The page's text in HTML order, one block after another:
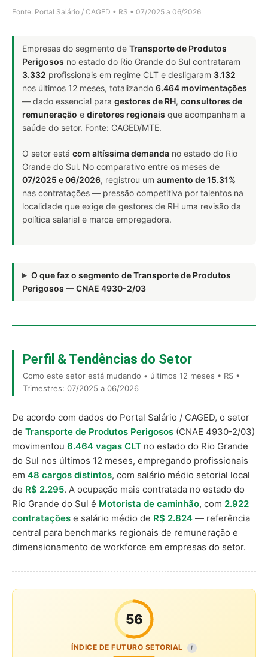
Fonte: Portal Salário / CAGED • RS • 07/2025 a 06/2026
Empresas do segmento de Transporte de Produtos
Perigosos no estado do Rio Grande do Sul contrataram
3.332 profissionais em regime CLT e desligaram 3.132
nos últimos 12 meses, totalizando 6.464 movimentações
— dado essencial para gestores de RH, consultores de
remuneração e diretores regionais que acompanham a
saúde do setor. Fonte: CAGED/MTE.
O setor está com altíssima demanda no estado do Rio
Grande do Sul. No comparativo entre os meses de
07/2025 e 06/2026, registrou um aumento de 15.31%
nas contratações — pressão competitiva por talentos na
localidade que exige de gestores de RH uma revisão da
política salarial e marca empregadora.
O que faz o segmento de Transporte de Produtos
Perigosos — CNAE 4930-2/03
Perfil & Tendências do Setor
Como este setor está mudando • últimos 12 meses • RS •
Trimestres: 07/2025 a 06/2026
De acordo com dados do Portal Salário / CAGED, o setor
de Transporte de Produtos Perigosos (CNAE 4930-2/03)
movimentou 6.464 vagas CLT no estado do Rio Grande
do Sul nos últimos 12 meses, empregando profissionais
em 48 cargos distintos, com salário médio setorial local
de R$ 2.295. A ocupação mais contratada no estado do
Rio Grande do Sul é Motorista de caminhão, com 2.922
contratações e salário médio de R$ 2.824 — referência
central para benchmarks regionais de remuneração e
dimensionamento de workforce em empresas do setor.
56
ÍNDICE DE FUTURO SETORIAL I